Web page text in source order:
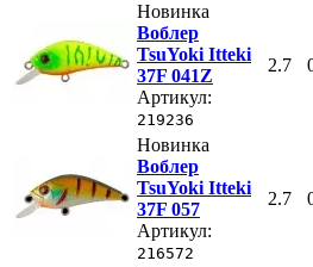
Новинка
Воблер
TsuYoki Itteki
37F 041Z
Артикул:
219236
2.7
Новинка
Воблер
TsuYoki Itteki
37F 057
Артикул:
216572
2.7